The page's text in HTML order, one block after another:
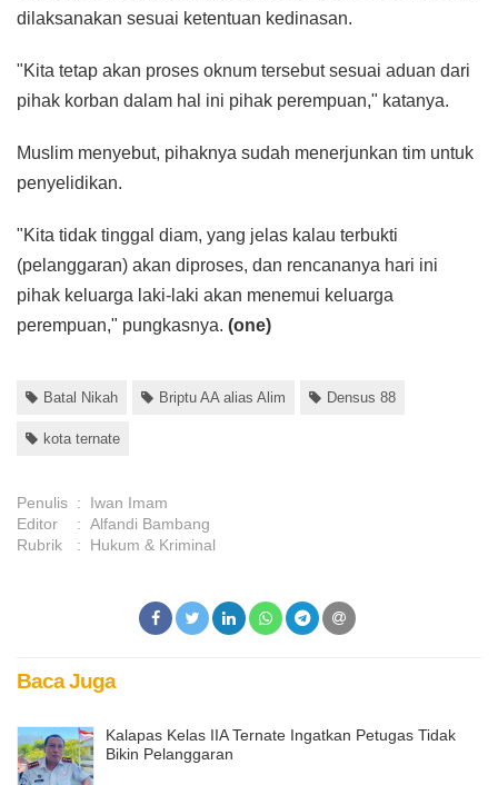
dilaksanakan sesuai ketentuan kedinasan.
"Kita tetap akan proses oknum tersebut sesuai aduan dari
pihak korban dalam hal ini pihak perempuan," katanya.
Muslim menyebut, pihaknya sudah menerjunkan tim untuk
penyelidikan.
"Kita tidak tinggal diam, yang jelas kalau terbukti
(pelanggaran) akan diproses, dan rencananya hari ini
pihak keluarga laki-laki akan menemui keluarga
perempuan," pungkasnya. (one)
Batal Nikah Briptu AA alias Alim Densus 88
kota ternate
Penulis :
Iwan Imam
Editor
: Alfandi Bambang
Rubrik
: Hukum & Kriminal
Baca Juga
Kalapas Kelas IIA Ternate Ingatkan Petugas Tidak
Bikin Pelanggaran